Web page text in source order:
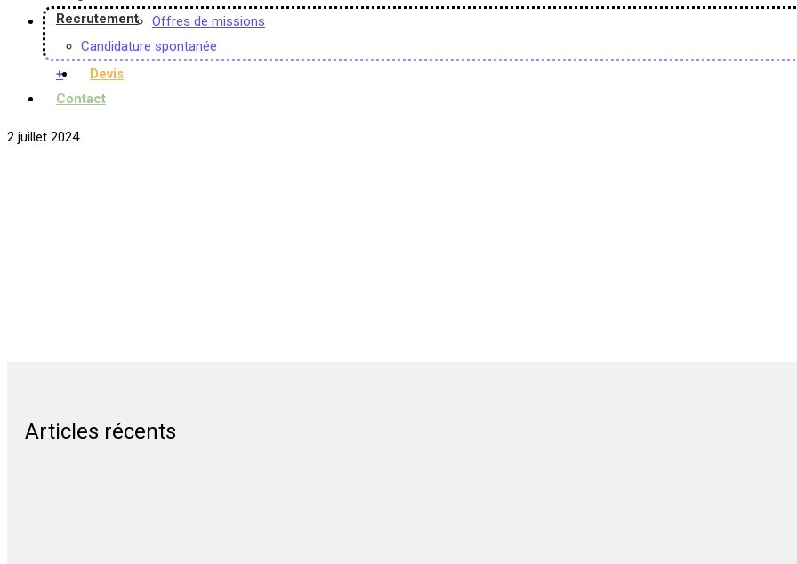
Recrutement
Offres de missions
Candidature spontanée
+
Devis
Contact
2 juillet 2024
Articles récents